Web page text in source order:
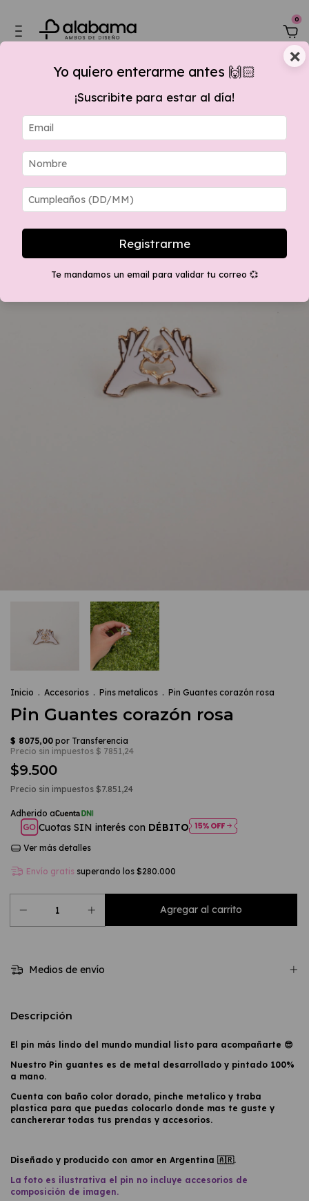
0
15 % OFF por transferencia + envios GRATIS apartir $280.000 a
Inicio . Accesorios . Pins metalicos . Pin Guantes corazón rosa
Pin Guantes corazón rosa
$9.500
Precio sin impuestos $7.851,24
Cuotas SIN interés con DÉBITO
Ver más detalles
Envío gratis superando los $280.000
Medios de envío
Descripción
El pin más lindo del mundo mundial listo para acompañarte 😎
Nuestro Pin guantes es de metal desarrollado y pintado 100%
a mano.
Cuenta con baño color dorado, pinche metalico y traba
plastica para que puedas colocarlo donde mas te guste y
canchererar todas tus prendas y accesorios.
Diseñado y producido con amor en Argentina 🇦🇷.
La foto es ilustrativa el pin no incluye accesorios de
composición de imagen.
×
Yo quiero enterarme antes 🙌🏻
¡Suscribite para estar al día!
Registrarme
Te mandamos un email para validar tu correo 💞